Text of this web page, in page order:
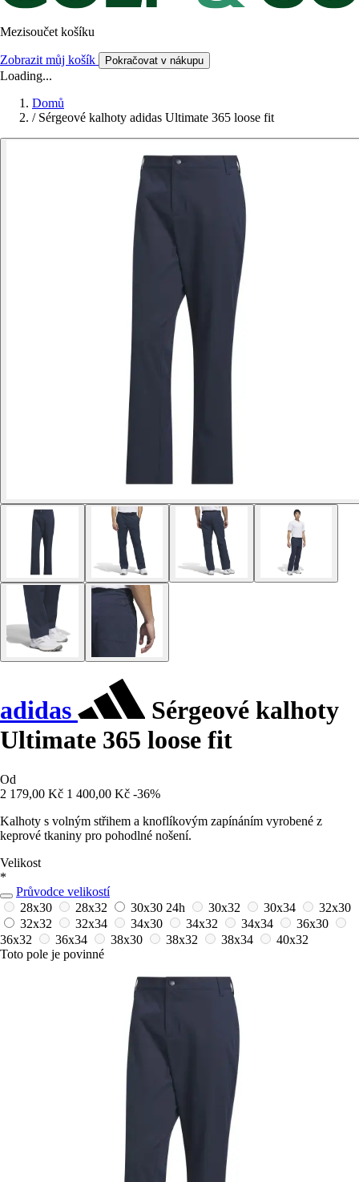
Mezisoučet košíku
Zobrazit můj košík Pokračovat v nákupu
Loading...
Domů
/ Sérgeové kalhoty adidas Ultimate 365 loose fit
adidas
Sérgeové kalhoty
Ultimate 365 loose fit
Od
2 179,00 Kč 1 400,00 Kč -36%
Kalhoty s volným střihem a knoflíkovým zapínáním vyrobené z
keprové tkaniny pro pohodlné nošení.
Velikost
*
Průvodce velikostí
28x30
28x32 30x30 24h 30x32 30x34
32x30
32x32
32x34 34x30 34x32 34x34
36x30
36x32
36x34 38x30 38x32 38x34
40x32
Toto pole je povinné